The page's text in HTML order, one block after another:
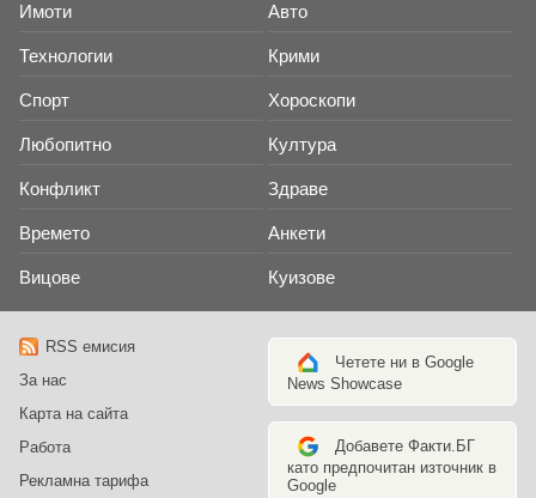
Имоти Авто
Технологии Крими
Спорт Хороскопи
Любопитно Култура
Конфликт Здраве
Времето Анкети
Вицове Куизове
RSS емисия
За нас
Карта на сайта
Работа
Рекламна тарифа
Четете ни в Google
News Showcase
Добавете Факти.БГ
като предпочитан източник в
Google